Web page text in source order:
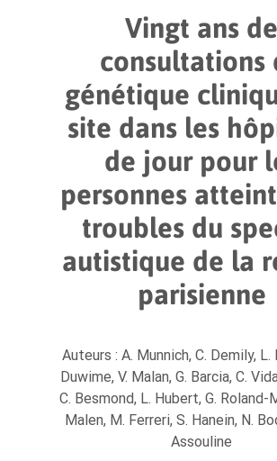
Vingt ans de
consultations
génétique
site dans les
de jour pour
personnes
troubles du
autistique de la
parisienne
Auteurs : A. Munnich, C. Demily, L.
Duwime, V. Malan, G. Barcia, C.
C. Besmond, L. Hubert, G. Roland-
Malen, M. Ferreri, S. Hanein, N.
Assouline